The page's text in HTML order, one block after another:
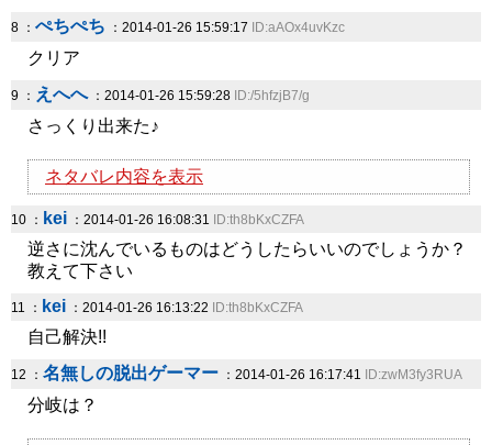
8 ： ぺちぺち ：2014-01-26 15:59:17 ID:aAOx4uvKzc
クリア
9 ： えへへ：2014-01-26 15:59:28 ID:/5hfzjB7/g
さっくり出来た♪
ネタバレ内容を表示
10 ： kei ：2014-01-26 16:08:31 ID:th8bKxCZFA
逆さに沈んでいるものはどうしたらいいのでしょうか？
教えて下さい
11 ： kei ：2014-01-26 16:13:22 ID:th8bKxCZFA
自己解決!!
12 ： 名無しの脱出ゲーマー ：2014-01-26 16:17:41 ID:zwM3fy3RUA
分岐は？